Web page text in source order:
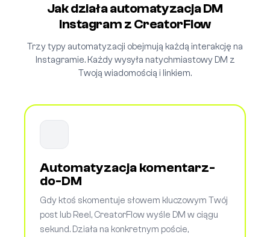
Jak działa automatyzacja DM
Instagram z CreatorFlow
Trzy typy automatyzacji obejmują każdą interakcję na
Instagramie. Każdy wysyła natychmiastowy DM z
Twoją wiadomością i linkiem.
Automatyzacja komentarz-
do-DM
Gdy ktoś skomentuje słowem kluczowym Twój
post lub Reel, CreatorFlow wyśle DM w ciągu
sekund. Działa na konkretnym poście,